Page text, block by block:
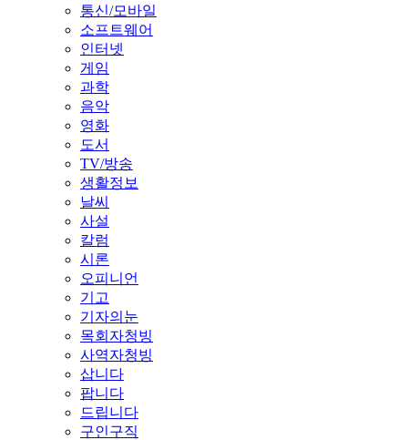
통신/모바일
소프트웨어
인터넷
게임
과학
음악
영화
도서
TV/방송
생활정보
날씨
사설
칼럼
시론
오피니언
기고
기자의눈
목회자청빙
사역자청빙
삽니다
팝니다
드립니다
구인구직